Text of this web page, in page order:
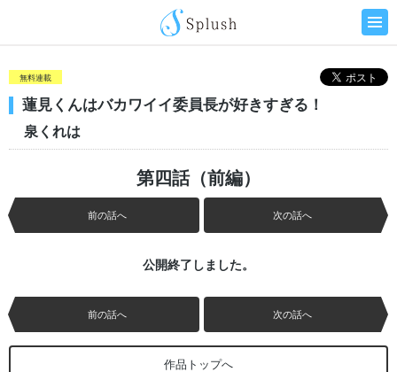
無料連載
蓮見くんはバカワイイ委員長が好きすぎる！
泉くれは
第四話（前編）
前の話へ 次の話へ
公開終了しました。
前の話へ 次の話へ
作品トップへ